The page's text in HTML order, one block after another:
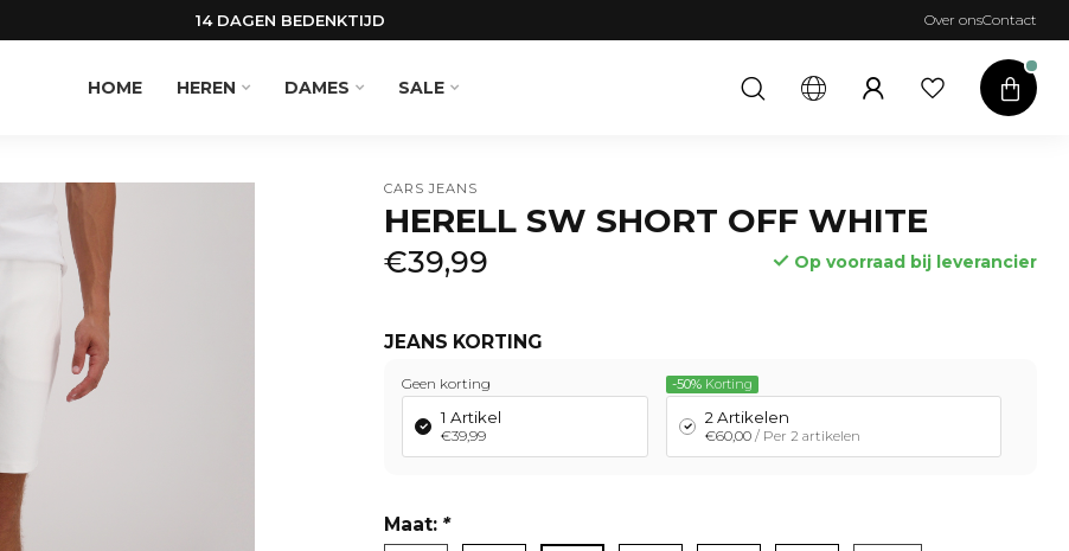
14 DAGEN BEDENKTIJD Over onsContact
HOME HEREN DAMES SALE
CARS JEANS
HERELL SW SHORT OFF WHITE
€39,99 Op voorraad bij leverancier
Lees meer
JEANS KORTING
Geen korting
1 Artikel
€39,99
-50% Korting
2 Artikelen
€60,00 / Per 2 artikelen
Maat: *